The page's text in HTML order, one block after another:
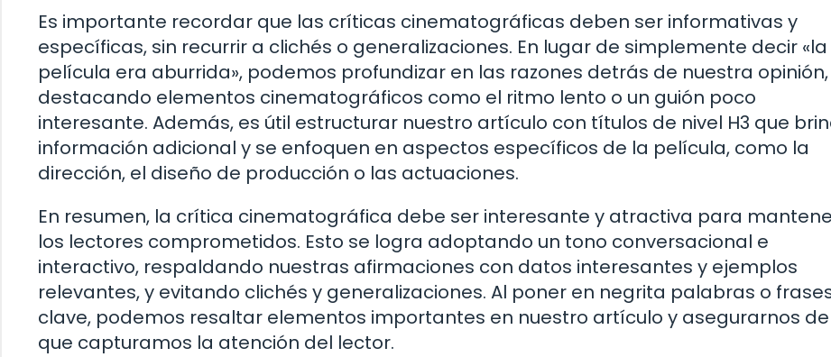
Es importante recordar que las críticas cinematográficas deben ser informativas y
específicas, sin recurrir a clichés o generalizaciones. En lugar de simplemente decir «la
película era aburrida», podemos profundizar en las razones detrás de nuestra opinión,
destacando elementos cinematográficos como el ritmo lento o un guión poco
interesante. Además, es útil estructurar nuestro artículo con títulos de nivel H3 que
información adicional y se enfoquen en aspectos específicos de la película, como la
dirección, el diseño de producción o las actuaciones.
En resumen, la crítica cinematográfica debe ser interesante y atractiva para
los lectores comprometidos. Esto se logra adoptando un tono conversacional e
interactivo, respaldando nuestras afirmaciones con datos interesantes y ejemplos
relevantes, y evitando clichés y generalizaciones. Al poner en negrita palabras o
clave, podemos resaltar elementos importantes en nuestro artículo y asegurarnos de
que capturamos la atención del lector.